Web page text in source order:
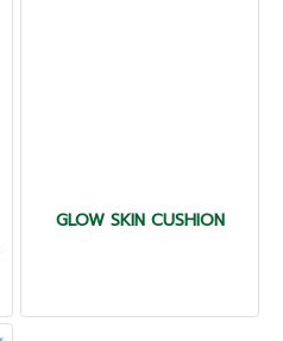
GLOW SKIN CUSHION